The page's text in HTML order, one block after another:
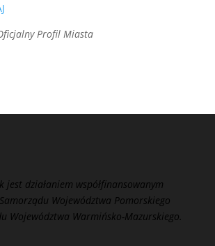
Profil Miasta
jest działaniem współfinansowanym
Województwa Pomorskiego
Województwa Warmińsko-Mazurskiego.